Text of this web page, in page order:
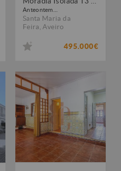
Anteontem...
Santa Maria da
Feira Aveiro
495.000€